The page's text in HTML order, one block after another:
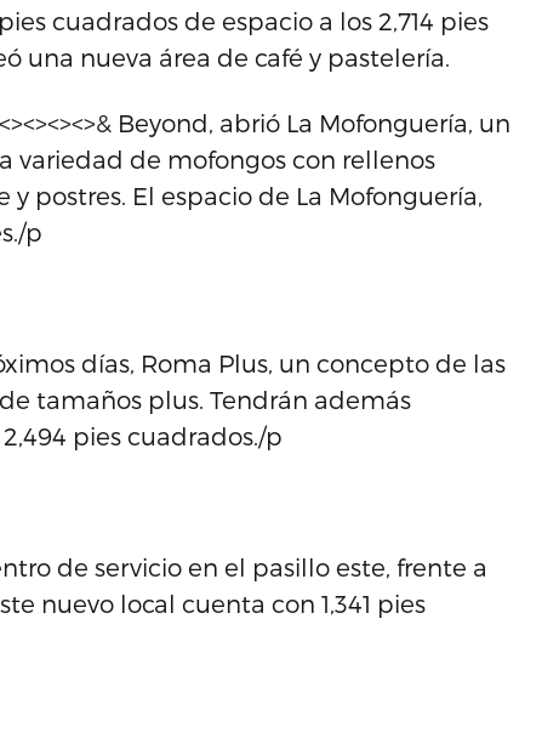
cuadrados de espacio a los 2,714 pies
una nueva área de café y pastelería.
Beyond, abrió La Mofonguería, un
variedad de mofongos con rellenos
postres. El espacio de La Mofonguería,
p
días, Roma Plus, un concepto de las
tamaños plus. Tendrán además
pies cuadrados./p
de servicio en el pasillo este, frente a
nuevo local cuenta con 1,341 pies